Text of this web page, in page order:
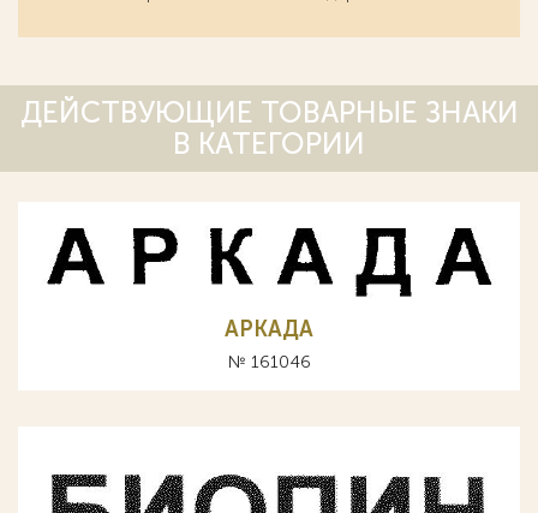
ДЕЙСТВУЮЩИЕ ТОВАРНЫЕ ЗНАКИ
В КАТЕГОРИИ
АРКАДА
№ 161046